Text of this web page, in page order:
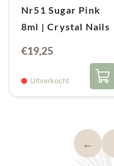
Nr51 Sugar Pink
8ml | Crystal Nails
€19,25
Uitverkocht
←